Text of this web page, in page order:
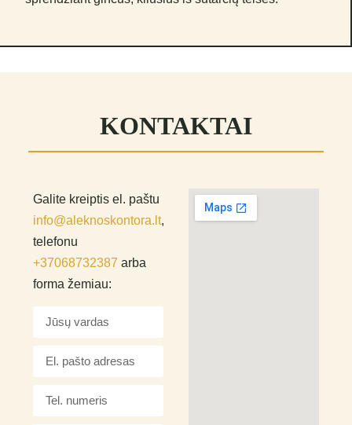
KONTAKTAI
Galite kreiptis el. paštu
info@aleknoskontora.lt,
telefonu
+37068732387 arba
forma žemiau: